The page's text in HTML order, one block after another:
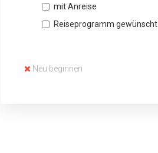
mit Anreise
Reiseprogramm gewünscht
Neu beginnen